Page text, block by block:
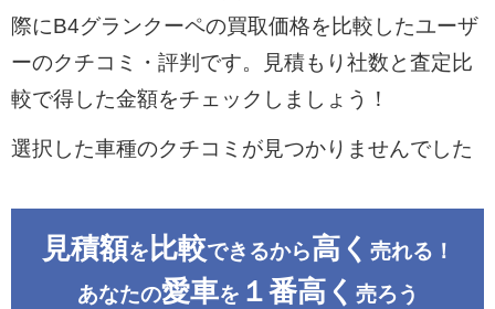
際にB4グランクーペの買取価格を比較したユーザ
ーのクチコミ・評判です。見積もり社数と査定比
較で得した金額をチェックしましょう！
選択した車種のクチコミが見つかりませんでした
見積額を 比較できるから高く 売れる！
あなたの愛車を １番高く 売ろう